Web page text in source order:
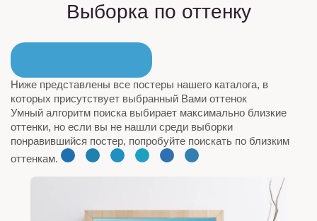
Выборка по оттенку
Ниже представлены все постеры нашего каталога, в
которых присутствует выбранный Вами оттенок
Умный алгоритм поиска выбирает максимально близкие
оттенки, но если вы не нашли среди выборки
понравившийся постер, попробуйте поискать по близким
оттенкам.